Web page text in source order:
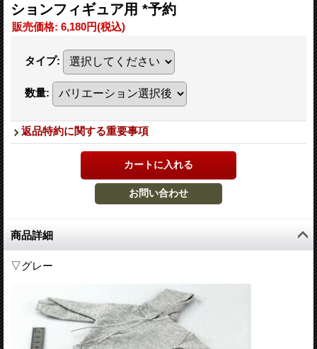
ションフィギュア用 *予約
販売価格: 6,180円(税込)
タイプ:
数量:
返品特約に関する重要事項
商品詳細
▽グレー